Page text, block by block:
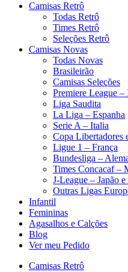
Camisas Retrô
Todas Retrô
Times Retrô
Seleções Retrô
Camisas Novas
Todas Novas
Brasileirão
Camisas Seleções
Premiere League –
Liga Saudita
La Liga – Espanha
Serie A – Italia
Copa Libertadores
Ligue 1 – França
Bundesliga –
Times Concacaf –
J-League – Japão
Outras Ligas
Infantil
Femininas
Agasalhos e Calções
Blog
Ver meu Pedido
Camisas Retrô